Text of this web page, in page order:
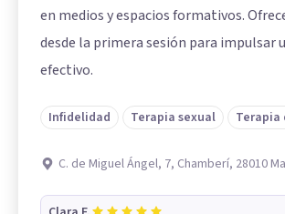
en medios y espacios formativos.
desde la primera sesión para impulsar
efectivo.
Infidelidad Terapia sexual Terapia
C. de Miguel Ángel, 7, Chamberí, 28010